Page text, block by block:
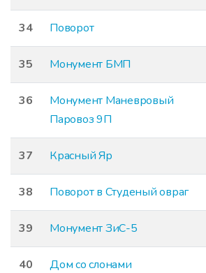
34 Поворот
35 Монумент БМП
36
Монумент Маневровый
Паровоз 9П
37 Красный Яр
38 Поворот в Студеный овраг
39 Монумент ЗиС-5
40 Дом со слонами